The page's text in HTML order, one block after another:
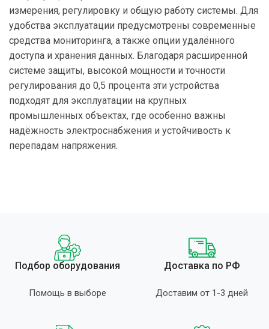
измерения, регулировку и общую работу системы. Для
удобства эксплуатации предусмотрены современные
средства мониторинга, а также опции удалённого
доступа и хранения данных. Благодаря расширенной
системе защиты, высокой мощности и точности
регулирования до 0,5 процента эти устройства
подходят для эксплуатации на крупных
промышленных объектах, где особенно важны
надёжность электроснабжения и устойчивость к
перепадам напряжения.
Подбор оборудования
Помощь в выборе
Доставка по РФ
Доставим от 1-3 дней